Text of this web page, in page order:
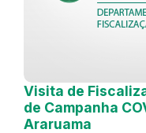
Visita de
de Campanha
Araruama